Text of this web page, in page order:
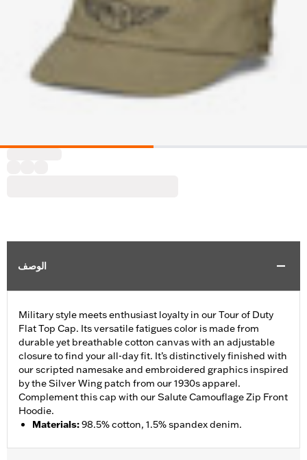
الوصف
Military style meets enthusiast loyalty in our Tour of Duty
Flat Top Cap. Its versatile fatigues color is made from
durable yet breathable cotton canvas with an adjustable
closure to find your all-day fit. It’s distinctively finished with
our scripted namesake and embroidered graphics inspired
by the Silver Wing patch from our 1930s apparel.
Complement this cap with our Salute Camouflage Zip Front
Hoodie.
Materials:98.5% cotton, 1.5% spandex denim.